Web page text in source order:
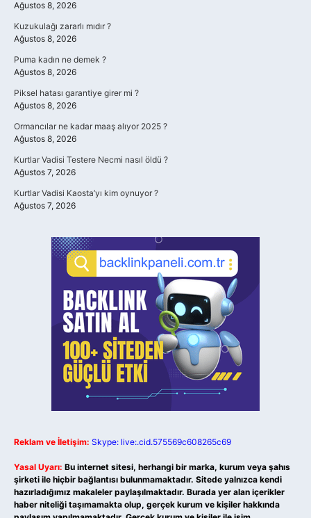
Ağustos 8, 2026
Kuzukulağı zararlı mıdır ?
Ağustos 8, 2026
Puma kadın ne demek ?
Ağustos 8, 2026
Piksel hatası garantiye girer mi ?
Ağustos 8, 2026
Ormancılar ne kadar maaş alıyor 2025 ?
Ağustos 8, 2026
Kurtlar Vadisi Testere Necmi nasıl öldü ?
Ağustos 7, 2026
Kurtlar Vadisi Kaosta’yı kim oynuyor ?
Ağustos 7, 2026
Reklam ve İletişim: Skype: live:.cid.575569c608265c69
Yasal Uyarı: Bu internet sitesi, herhangi bir marka, kurum veya şahıs
şirketi ile hiçbir bağlantısı bulunmamaktadır. Sitede yalnızca kendi
hazırladığımız makaleler paylaşılmaktadır. Burada yer alan içerikler
haber niteliği taşımamakta olup, gerçek kurum ve kişiler hakkında